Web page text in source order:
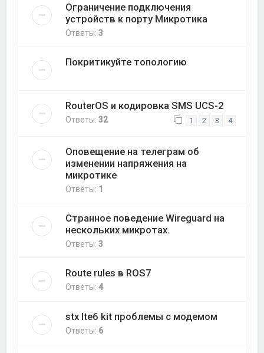
Ограничение подключения
устройств к порту Микротика
Ответы:3
Покритикуйте топологию
RouterOS и кодировка SMS UCS-2
Ответы:32 1 2 3 4
Оповещение на телеграм об
изменении напряжения на
микротике
Ответы: 1
Странное поведение Wireguard на
нескольких микротах.
Ответы:3
Route rules в ROS7
Ответы:4
stx lte6 kit проблемы с модемом
Ответы: 6